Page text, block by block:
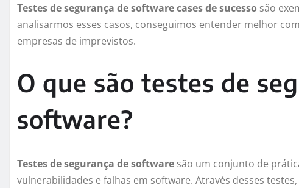
Testes de segurança de software cases de sucesso são
analisarmos esses casos, conseguimos entender melhor
empresas de imprevistos.
O que são testes de
software?
Testes de segurança de software são um conjunto de
vulnerabilidades e falhas em software. Através desses